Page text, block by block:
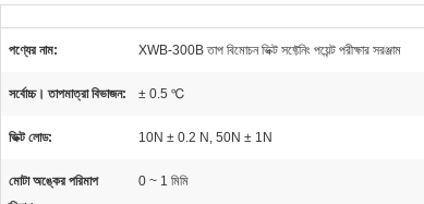
পণ্যের নাম: XWB-300B তাপ বিমোচন ভিক্ট সফ্টেনিং পয়েন্ট পরীক্ষার সরঞ্জাম
সর্বোচ্চ। তাপমাত্রা বিভাজন: ± 0.5 ℃
ভিক্ট লোড: 10N ± 0.2 N, 50N ± 1N
মোটা অঙ্কের পরিমাপ
0 ~ 1 মিমি